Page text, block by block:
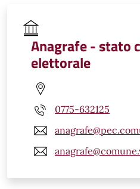
Anagrafe - stato
elettorale
0775-632125